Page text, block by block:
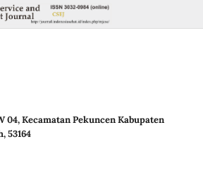
04, Kecamatan Pekuncen Kabupaten
53164